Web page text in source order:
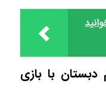
با بازی